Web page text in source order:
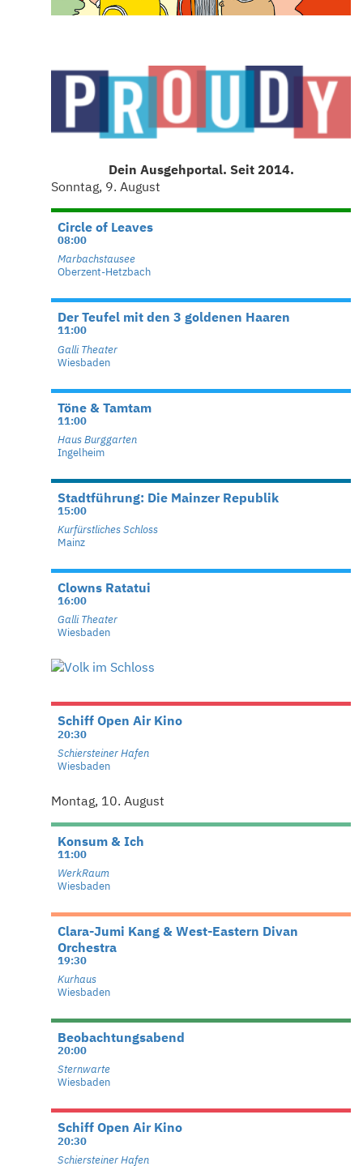
Dein Ausgehportal. Seit 2014.
Sonntag, 9. August
Circle of Leaves
08:00
Marbachstausee
Oberzent-Hetzbach
Der Teufel mit den 3 goldenen Haaren
11:00
Galli Theater
Wiesbaden
Töne & Tamtam
11:00
Haus Burggarten
Ingelheim
Stadtführung: Die Mainzer Republik
15:00
Kurfürstliches Schloss
Mainz
Clowns Ratatui
16:00
Galli Theater
Wiesbaden
Schiff Open Air Kino
20:30
Schiersteiner Hafen
Wiesbaden
Montag, 10. August
Konsum & Ich
11:00
WerkRaum
Wiesbaden
Clara-Jumi Kang & West-Eastern Divan
Orchestra
19:30
Kurhaus
Wiesbaden
Beobachtungsabend
20:00
Sternwarte
Wiesbaden
Schiff Open Air Kino
20:30
Schiersteiner Hafen